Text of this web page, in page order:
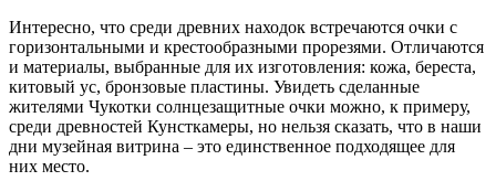
Интересно, что среди древних находок встречаются очки с
горизонтальными и крестообразными прорезями. Отличаются
и материалы, выбранные для их изготовления: кожа, береста,
китовый ус, бронзовые пластины. Увидеть сделанные
жителями Чукотки солнцезащитные очки можно, к примеру,
среди древностей Кунсткамеры, но нельзя сказать, что в наши
дни музейная витрина – это единственное подходящее для
них место.